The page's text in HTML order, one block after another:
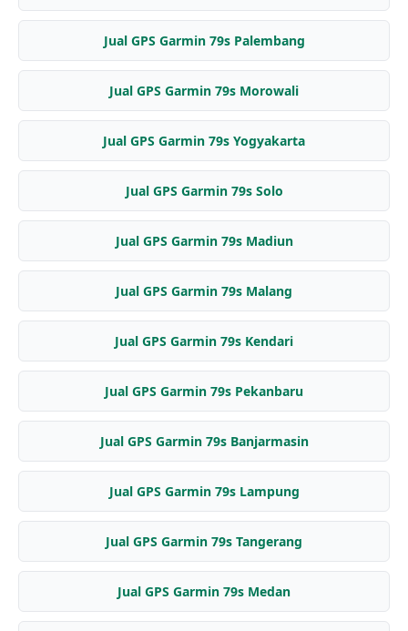
Jual GPS Garmin 79s Palembang
Jual GPS Garmin 79s Morowali
Jual GPS Garmin 79s Yogyakarta
Jual GPS Garmin 79s Solo
Jual GPS Garmin 79s Madiun
Jual GPS Garmin 79s Malang
Jual GPS Garmin 79s Kendari
Jual GPS Garmin 79s Pekanbaru
Jual GPS Garmin 79s Banjarmasin
Jual GPS Garmin 79s Lampung
Jual GPS Garmin 79s Tangerang
Jual GPS Garmin 79s Medan